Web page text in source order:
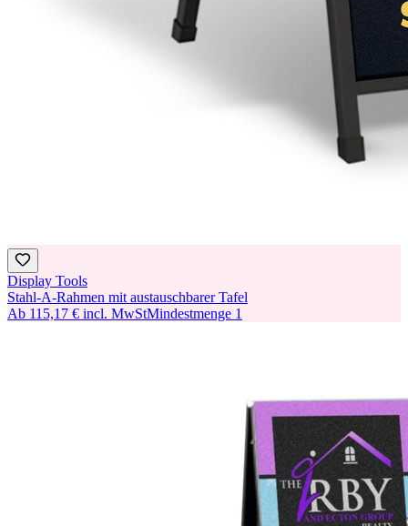
Display Tools
Stahl-A-Rahmen mit austauschbarer Tafel
Ab 115,17 € incl. MwStMindestmenge 1